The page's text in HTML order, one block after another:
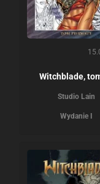
Witchblade,
Studio Lain
Wydanie I